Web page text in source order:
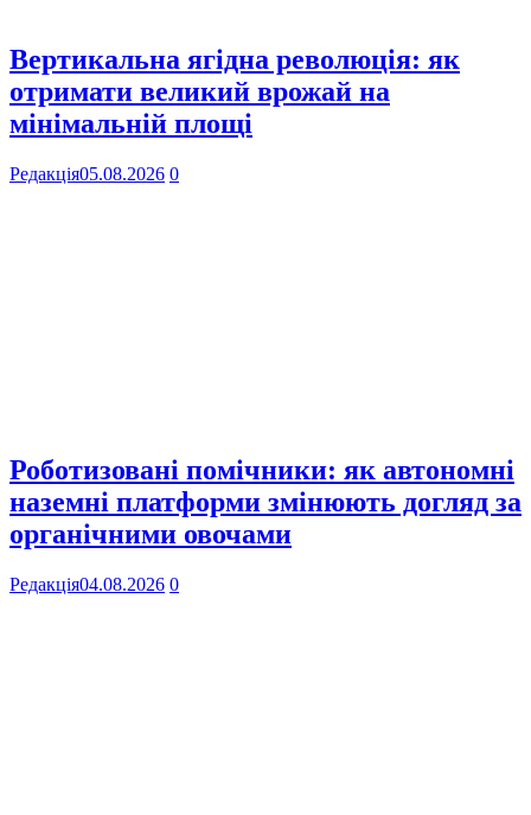
Вертикальна ягідна революція: як
отримати великий врожай на
мінімальній площі
Редакція05.08.2026 0
Роботизовані помічники: як автономні
наземні платформи змінюють догляд за
органічними овочами
Редакція04.08.2026 0